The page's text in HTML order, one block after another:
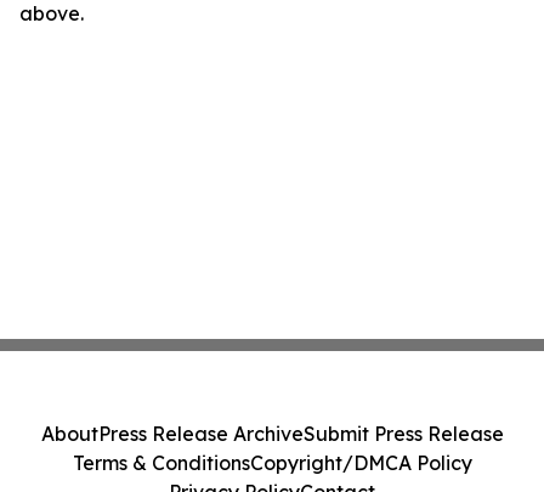
above.
AboutPress Release ArchiveSubmit Press Release
Terms & ConditionsCopyright/DMCA Policy